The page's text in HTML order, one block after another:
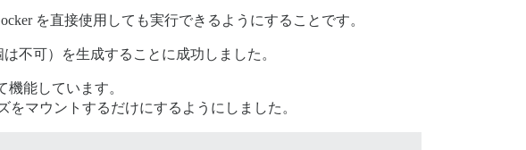
を直接使用しても実行できるようにすることです。
不可）を生成することに成功しました。
機能しています。
をマウントするだけにするようにしました。